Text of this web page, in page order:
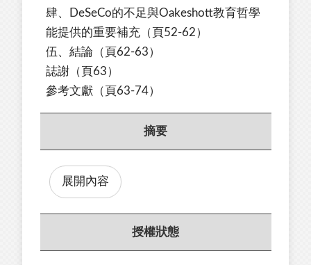
肆、DeSeCo的不足與Oakeshott教育哲學
能提供的重要補充 （頁52-62）
伍、 結論 （頁62-63）
誌謝（頁63）
參考文獻（頁63-74）
摘要
展開內容
授權狀態